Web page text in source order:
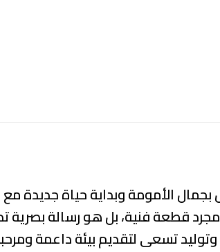
بجمال الأمومة وبداية حياة جديدة
قطعة فنية، بل هو رسالة بصرية
تسعى لتقديم بيئة داعمة